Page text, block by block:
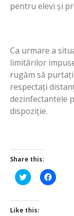
pentru elevi și
Ca urmare a
limitărilor
rugăm să
respectați
dezinfectantele
dispoziție.
Share this:
Click
to
Twitter
(Opens
Click
to
Like this: